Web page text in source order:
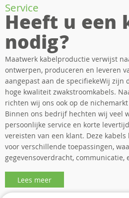
Service
Heeft u een
nodig?
Maatwerk kabelproductie verwijst
ontwerpen, produceren en leveren
aangepast aan de specifiekeWij zijn
hoge kwaliteit zwakstroomkabels.
richten wij ons ook op de
Binnen ons bedrijf hechten wij veel
persoonlijke service en korte
vereisten van een klant. Deze
voor verschillende toepassingen,
gegevensoverdracht, communicatie,
Lees meer